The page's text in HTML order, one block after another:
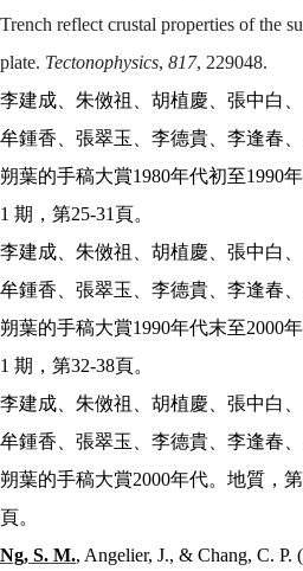
Trench reflect crustal properties of the
plate. Tectonophysics, 817, 229048.
李建成、朱傚祖、胡植慶、張中白
牟鍾香、張翠玉、李德貴、李逢春、
朔葉的手稿大賞1980年代初至1990
1 期，第25-31 頁。
李建成、朱傚祖、胡植慶、張中白
牟鍾香、張翠玉、李德貴、李逢春、
朔葉的手稿大賞1990年代末至2000
1 期，第32-38頁。
李建成、朱傚祖、胡植慶、張中白
牟鍾香、張翠玉、李德貴、李逢春、
朔葉的手稿大賞2000年代。地質，第
頁。
Ng, S. M., Angelier, J., & Chang, C. P.